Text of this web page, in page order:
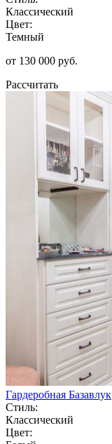
Классический
Цвет:
Темный
от 130 000 руб.
Рассчитать
Гардеробная Базавлук
Стиль:
Классический
Цвет: